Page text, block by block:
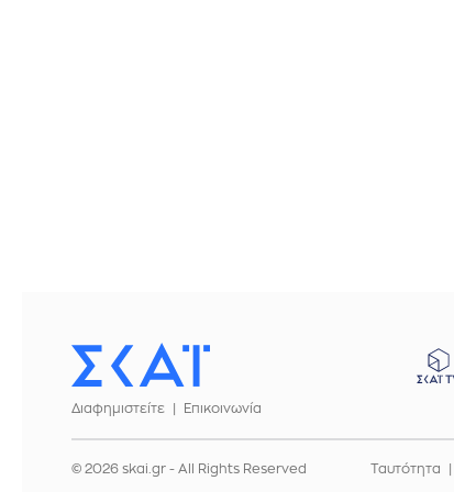
Διαφημιστείτε
Επικοινωνία
© 2026 skai.gr - All Rights Reserved Ταυτότητα